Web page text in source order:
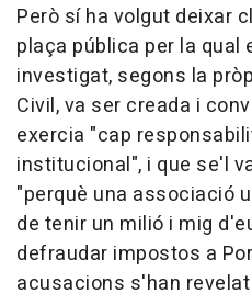
Però sí ha volgut deixar
plaça pública per la
investigat, segons la
Civil, va ser creada i
exercia "cap
institucional", i que se'l
"perquè una associació
de tenir un milió i mig
defraudar impostos a
acusacions s'han